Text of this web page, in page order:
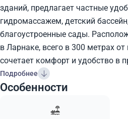
зданий, предлагает частные
гидромассажем, детский
благоустроенные сады.
в Ларнаке, всего в 300 метрах
сочетает комфорт и удобство в
Подробнее
Особенности